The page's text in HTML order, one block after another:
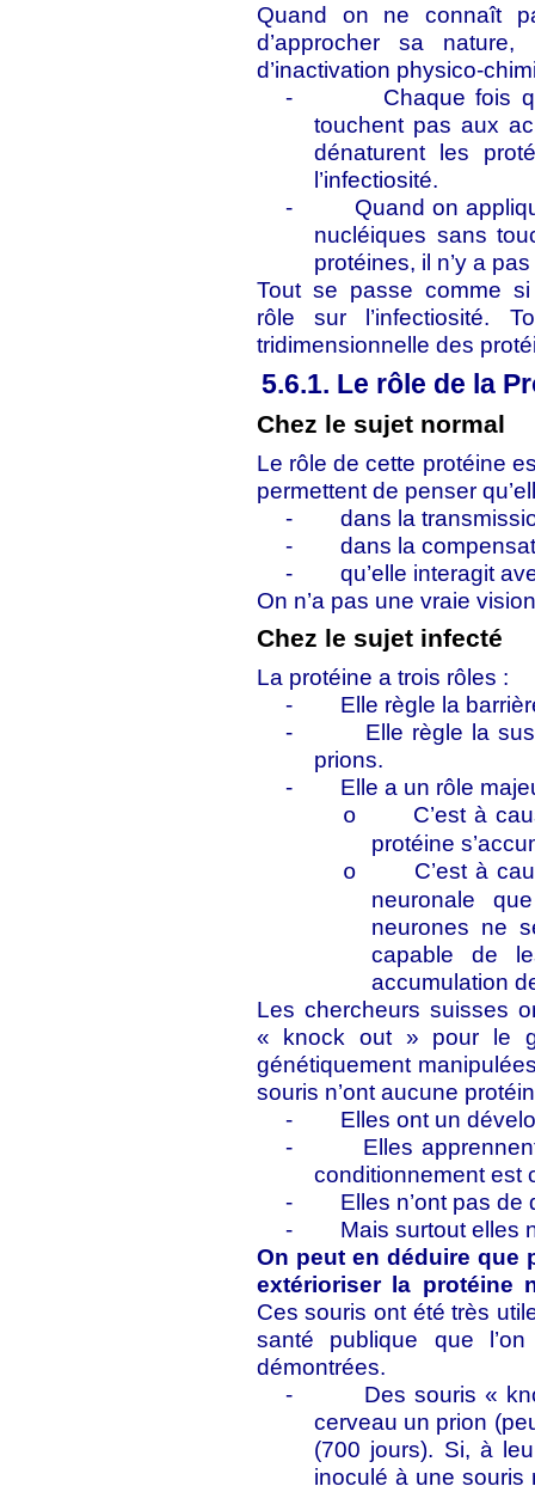
Quand on ne connaît
d’approcher sa
d’inactivation physico-
-
Chaque fois
touchent pas aux
dénaturent les
l’infectiosité.
-
Quand on
nucléiques sans
protéines, il n’y a
Tout se passe comme
rôle sur l’infectiosité.
tridimensionnelle des
5.6.1. Le rôle de la
Chez le sujet normal
Le rôle de cette protéine
permettent de penser
-
dans la
-
dans la
-
qu’elle interagit
On n’a pas une vraie
Chez le sujet infecté
La protéine a trois rôles :
-
Elle règle la
-
Elle règle la
prions.
-
Elle a un rôle
o
C’est à
protéine
o
C’est à
neuronale
neurones ne
capable de
accumulation
Les chercheurs suisses
« knock out » pour le
génétiquement
souris n’ont aucune
-
Elles ont un
-
Elles
conditionnement est
-
Elles n’ont pas
-
Mais surtout elles
On peut en déduire que
extérioriser la protéine
Ces souris ont été très
santé publique que
démontrées.
-
Des souris «
cerveau un prion
(700 jours). Si, à
inoculé à une souris